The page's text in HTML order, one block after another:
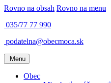
Rovno na obsah Rovno na menu
035/77 77 990
podatelna@obecmoca.sk
Menu
Obec